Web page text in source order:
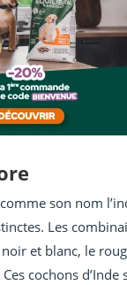
son nom
Les
et blanc, le
cochons